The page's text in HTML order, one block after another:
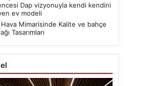
Dap vizyonuyla kendi kendini
ev modeli
Hava Mimarisinde Kalite ve bahçe
Tasarımları